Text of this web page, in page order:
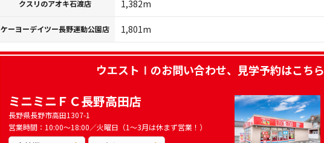
クスリのアオキ石渡店 1,382m
ケーヨーデイツー長野運動公園店 1,801m
ウエストⅠ のお問い合わせ、見学予約はこちら
ミニミニＦＣ長野高田店
長野県長野市高田1307-1
営業時間：10:00～18:00／火曜日（1～3月は休まず営業！）